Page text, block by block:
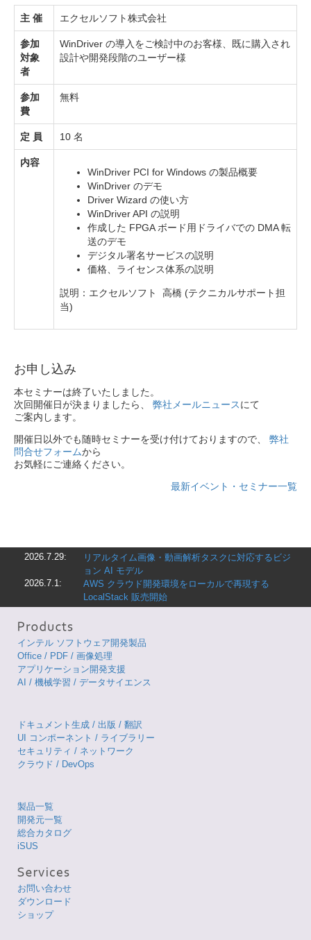
主 催 エクセルソフト株式会社
参加
対象
者
WinDriver の導入をご検討中のお客様、既に購入され
設計や開発段階のユーザー様
参加
費
無料
定 員 10 名
内容
WinDriver PCI for Windows の製品概要
WinDriver のデモ
Driver Wizard の使い方
WinDriver API の説明
作成した FPGA ボード用ドライバでの DMA 転
送のデモ
デジタル署名サービスの説明
価格、ライセンス体系の説明
説明：エクセルソフト 高橋 (テクニカルサポート担
当)
お申し込み
本セミナーは終了いたしました。
次回開催日が決まりましたら、 弊社メールニュースにて
ご案内します。
開催日以外でも随時セミナーを受け付けておりますので、 弊社
問合せフォームから
お気軽にご連絡ください。
最新イベント・セミナー一覧
2026.7.29:
リアルタイム画像・動画解析タスクに対応するビジ
ョン AI モデル
2026.7.1:
AWS クラウド開発環境をローカルで再現する
LocalStack 販売開始
インテル ソフトウェア開発製品
Office / PDF / 画像処理
アプリケーション開発支援
AI / 機械学習 / データサイエンス
ドキュメント生成 / 出版 / 翻訳
UI コンポーネント / ライブラリー
セキュリティ / ネットワーク
クラウド / DevOps
製品一覧
開発元一覧
総合カタログ
iSUS
お問い合わせ
ダウンロード
ショップ